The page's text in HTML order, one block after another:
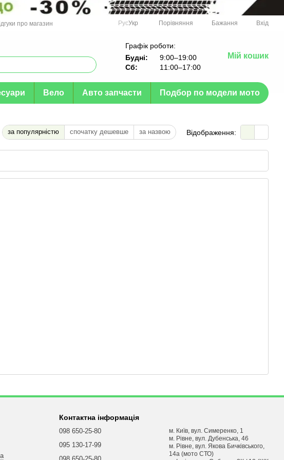
про магазин
РусУкр Порівняння Бажання Вхід
Графік роботи:
Будні:
9:00–19:00
Сб:
11:00–17:00
Мій кошик
Вело Авто запчасти Подбор по модели мото
за популярністю спочатку дешевше за назвою Відображення:
Контактна інформація
098 650-25-80
095 130-17-99
м. Київ, вул. Симеренко, 1
м. Рівне, вул. Дубенська, 46
м. Рівне, вул. Якова Бичківського,
14а (мото СТО)